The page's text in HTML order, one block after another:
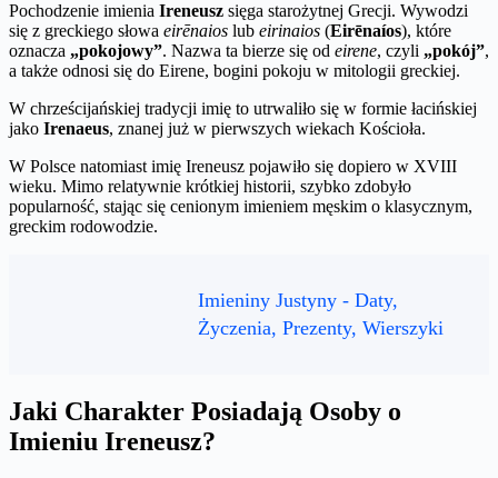
Pochodzenie imienia Ireneusz sięga starożytnej Grecji. Wywodzi
się z greckiego słowa eirēnaios lub eirinaios (Eirēnaíos), które
oznacza „pokojowy”. Nazwa ta bierze się od eirene, czyli „pokój”,
a także odnosi się do Eirene, bogini pokoju w mitologii greckiej.
W chrześcijańskiej tradycji imię to utrwaliło się w formie łacińskiej
jako Irenaeus, znanej już w pierwszych wiekach Kościoła.
W Polsce natomiast imię Ireneusz pojawiło się dopiero w XVIII
wieku. Mimo relatywnie krótkiej historii, szybko zdobyło
popularność, stając się cenionym imieniem męskim o klasycznym,
greckim rodowodzie.
Imieniny Justyny - Daty,
Życzenia, Prezenty, Wierszyki
Jaki Charakter Posiadają Osoby o
Imieniu Ireneusz?